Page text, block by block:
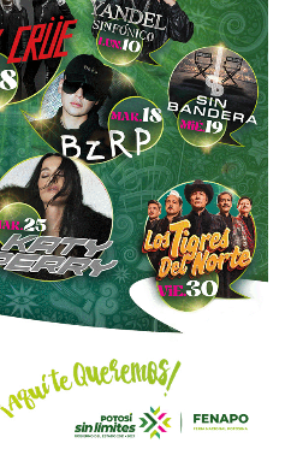
la ciudadanía podrá elegir la
comentó.
mientras Uber no complete
y cumpla con las
ley, la plataforma no podrá
en San Luis Potosí.
será la plataforma oficial
2026